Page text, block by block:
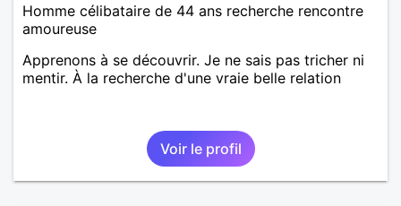
Homme célibataire de 44 ans recherche rencontre
amoureuse
Apprenons à se découvrir. Je ne sais pas tricher ni
mentir. À la recherche d'une vraie belle relation
Voir le profil